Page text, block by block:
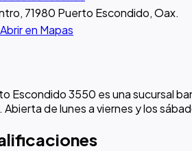
71980 Puerto Escondido, Oax.
Abrir en Mapas
Escondido 3550 es una sucursal
de lunes a viernes y los